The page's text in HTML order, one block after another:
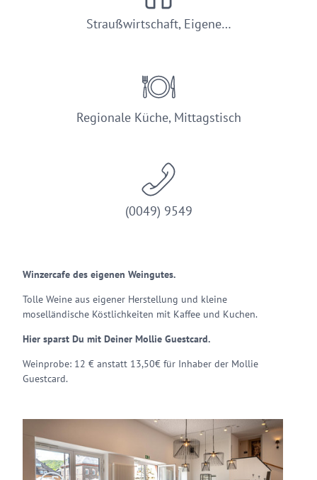
Straußwirtschaft, Eigene…
Regionale Küche, Mittagstisch
(0049) 9549
Winzercafe des eigenen Weingutes.
Tolle Weine aus eigener Herstellung und kleine
moselländische Köstlichkeiten mit Kaffee und Kuchen.
Hier sparst Du mit Deiner Mollie Guestcard.
Weinprobe: 12 € anstatt 13,50€ für Inhaber der Mollie
Guestcard.